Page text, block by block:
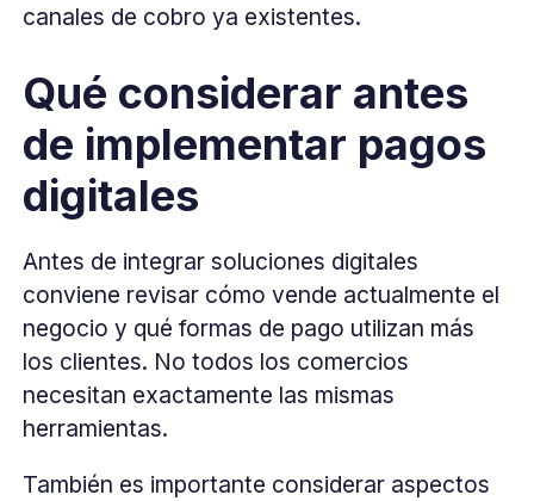
canales de cobro ya existentes.
Qué considerar antes
de implementar pagos
digitales
Antes de integrar soluciones digitales
conviene revisar cómo vende actualmente el
negocio y qué formas de pago utilizan más
los clientes. No todos los comercios
necesitan exactamente las mismas
herramientas.
También es importante considerar aspectos